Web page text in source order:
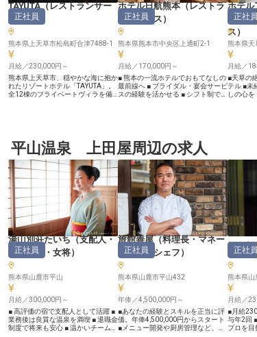
TAYUTA（レストランサー
ビス）
正社員
熊本県上天草市松島町合津7488-1
月給／230,000円～
熊本県上天草市、穏やかな海に抱か
れたリゾートホテル「TAYUTA」。
全12棟のプライベートヴィラを備
へ届ける架け橋です。 ◎月給23万
円～。賄いありで出費を削減 ◎全
12室の小規模空間で一人ひとりに
寄り添える環境 ◎充実した研修制
度で、未経験でも安心 ◎2024年9
月オープンの洗練されたリゾート空
料理と器が織りなす“魅せ方”の妙で
す。ゲストが最高の状態で料理を召
し上がっていただけるよう、一歩先
を行く所作が求められます。言葉に
されない期待を先回りして、目の前
のゲストと向き合いながらあなたの
感性を活かしてください。自分なり
の工夫と細やかな気遣いが、ゲスト
の「感動の体験」に繋がります。
未経験でも一から丁寧に教えるの
で、自らの感性と接客スキルを磨く
ことができます。波音に包まれる上
質な空間で、世界に誇れるホスピタ
リティを私たちと体現しませんか。
＼県外からの移住者を応援／ 県外
からご移住される方には、引越準備
金として20万円を支給します。遠
ホテル日航熊本（レストラ
ンサービス ）
正社員
熊本県熊本市中央区上通町2-1
月給／170,000円～
■ 熊本の一流ホテルでおもてなしの
最前線へ ■ ブライダル・宴会サービ
スの経験を活かせる ■ シフト制で働
で、お客様の大切な一日をサポート
しませんか？ 婚礼や各種宴会な
ど、人生の節目となる特別なシーン
で、心温まるサービスを提供するお
仕事です。お客様のニーズに合わせ
た会場セッティングから、装飾・レ
イアウトの計画、料理の提供まで、
きめ細やかな心配りでゲストに感動
を届けます。 あなたの経験を活か
し、「ここで良かった」と思ってい
ただける瞬間を一緒に創りましょ
う。 ーー【あなたの経験を活かせ
る成長環境】 婚礼・宴会・レスト
ランサービスの経験を持つあなたの
専門性を、さらに磨くチャンスで
す！ 一流ホテルならではの高品質
なサービス提供を通じて、おもてな
しのプロフェッショナルとして成長
できる環境をご用意しています。シ
フト制で働きやすく、チームワーク
を大切にする職場風土の中で、あな
たのキャリアアップをサポート！
お客様の笑顔はもちろん、スタッフ
同士の絆も深まる、やりがいに満ち
ホテル
ズ天草
ス ）
正社員
熊本県天
月給／
■天草の
テル ■未
しの心
ビスを通
ましょう！ ーー【あなたの笑
輝く、成
験からで
環境をご
ンサー
えします
も大歓迎
プライベ
歳以上の
で、豊富
ます。
てなし
顔とホス
動体験を
ホテル
平山温泉 上田屋周辺の求人
湯山別荘たいち（支配人・
副支配人・女将）
正社員
熊本県山鹿市平山
月給／300,000円～
■ 高評価の宿で支配人として活躍 ■
業務後は良質な温泉を満喫 ■ 退職金
制度で将来も安心 ■ 温かいチームワ
旅館善屋（料理長・マネー
ジャー・シェフ ）
正社員
熊本県山鹿市平山432
年俸／4,500,000円～
■あなたの経験とスキルを正当に評
価。年俸4,500,000円からスタート
■メニュー開発や厨房管理など、料
旅館善
正社員
熊本県山
月給／
■月給
与年2回
プロを